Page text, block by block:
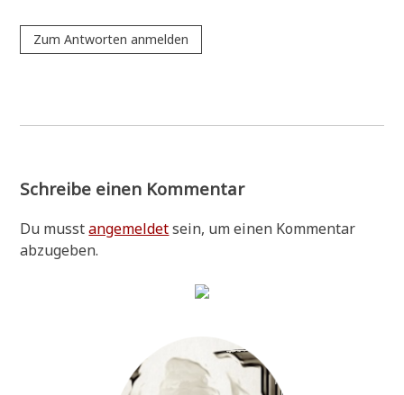
Zum Antworten anmelden
Schreibe einen Kommentar
Du musstangemeldetsein, um einen Kommentar
abzugeben.